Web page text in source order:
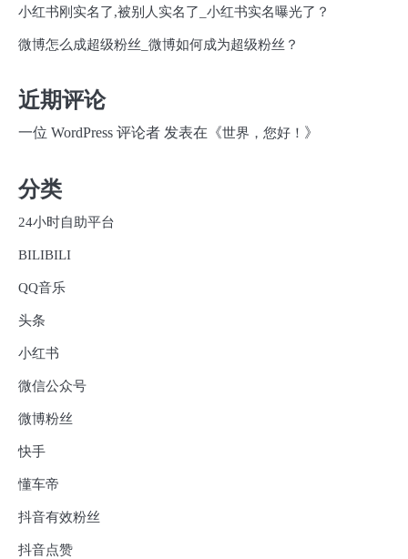
小红书刚实名了,被别人实名了_小红书实名曝光了？
微博怎么成超级粉丝_微博如何成为超级粉丝？
近期评论
一位 WordPress 评论者 发表在《世界，您好！ 》
分类
24小时自助平台
BILIBILI
QQ音乐
头条
小红书
微信公众号
微博粉丝
快手
懂车帝
抖音有效粉丝
抖音点赞